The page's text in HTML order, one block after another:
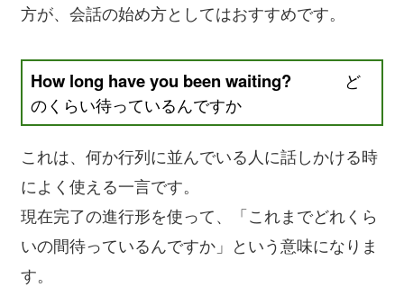
方が、会話の始め方としてはおすすめです。
How long have you been waiting?
ど
のくらい待っているんですか
これは、何か行列に並んでいる人に話しかける時
によく使える一言です。
現在完了の進行形を使って、「これまでどれくら
いの間待っているんですか」という意味になりま
す。